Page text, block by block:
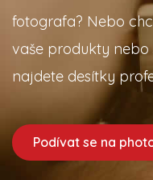
fotografa? Nebo
vaše produkty nebo
najdete desítky
Podívat se na